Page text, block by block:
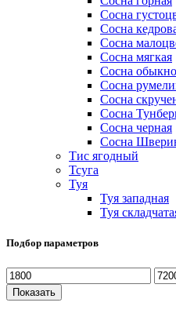
Сосна
Сосна
Сосна
Сосна мягкая
Сосна
Сосна
Сосна
Сосна
Сосна черная
Сосна
Тис ягодный
Тсуга
Туя
Туя западная
Туя
Подбор параметров
Показать